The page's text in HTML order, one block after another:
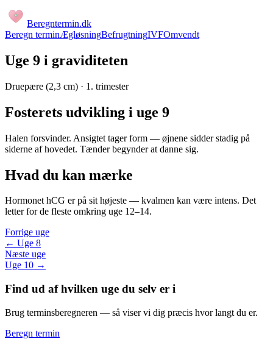
Beregntermin.dk
Beregn terminÆgløsningBefrugtningIVFOmvendt
Uge 9 i graviditeten
Druepære (2,3 cm) · 1. trimester
Fosterets udvikling i uge 9
Halen forsvinder. Ansigtet tager form — øjnene sidder stadig på
siderne af hovedet. Tænder begynder at danne sig.
Hvad du kan mærke
Hormonet hCG er på sit højeste — kvalmen kan være intens. Det
letter for de fleste omkring uge 12–14.
Forrige uge
← Uge 8
Næste uge
Uge 10 →
Find ud af hvilken uge du selv er i
Brug terminsberegneren — så viser vi dig præcis hvor langt du er.
Beregn termin